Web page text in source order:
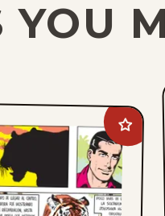
YOU
Add
Mark
Trail
favorites